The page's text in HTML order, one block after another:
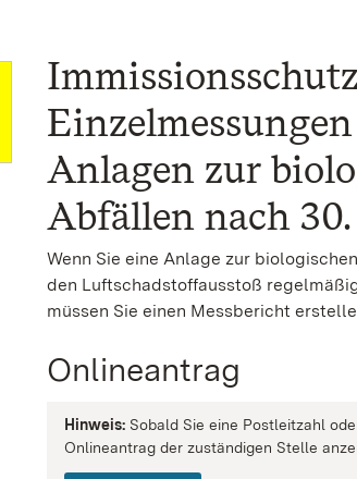
Anlagen zur
Abfällen nach
Wenn Sie eine Anlage zur
den Luftschadstoffausstoß
müssen Sie einen Messbericht
Onlineantrag
Hinweis: Sobald Sie eine Postleitzahl
Onlineantrag der zuständigen Stelle